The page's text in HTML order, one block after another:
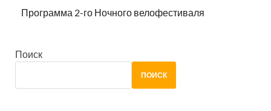
Программа 2-го Ночного велофестиваля
Поиск
ПОИСК